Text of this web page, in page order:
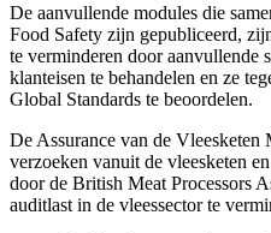
De aanvullende modules die
Food Safety zijn gepubliceerd,
te verminderen door aanvullende
klanteisen te behandelen en ze
Global Standards te beoordelen.
De Assurance van de
verzoeken vanuit de vleesketen
door de British Meat Processors
auditlast in de vleessector te